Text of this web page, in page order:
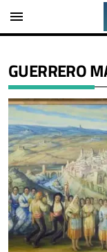
menu
GUERRERO